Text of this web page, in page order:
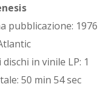
pubblicazione: 1976
in vinile LP: 1
50 min 54 sec